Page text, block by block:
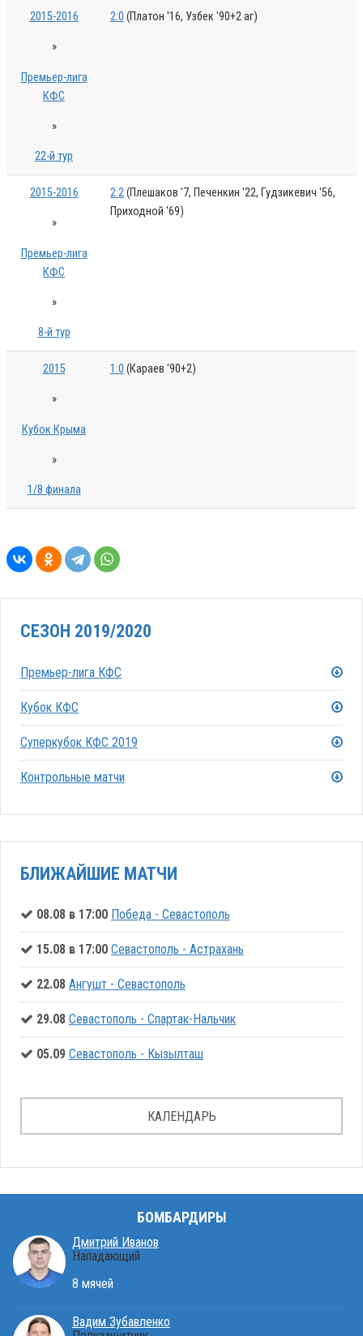
2015-2016
»
Премьер-лига
КФС
»
22-й тур
2:0 (Платон '16, Узбек '90+2 аг)
2015-2016
»
Премьер-лига
КФС
»
8-й тур
2:2(Плешаков '7, Печенкин '22, Гудзикевич '56,
Приходной '69)
2015
»
Кубок Крыма
»
1/8 финала
1:0 (Караев '90+2)
СЕЗОН 2019/2020
Премьер-лига КФС
Кубок КФС
Суперкубок КФС 2019
Контрольные матчи
БЛИЖАЙШИЕ МАТЧИ
08.08 в 17:00 Победа - Севастополь
15.08 в 17:00 Севастополь - Астрахань
22.08 Ангушт - Севастополь
29.08 Севастополь - Спартак-Нальчик
05.09 Севастополь - Кызылташ
КАЛЕНДАРЬ
БОМБАРДИРЫ
Дмитрий Иванов
Нападающий
8 мячей
Вадим Зубавленко